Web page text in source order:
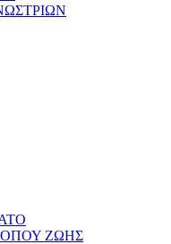
ΖΩΗΣ